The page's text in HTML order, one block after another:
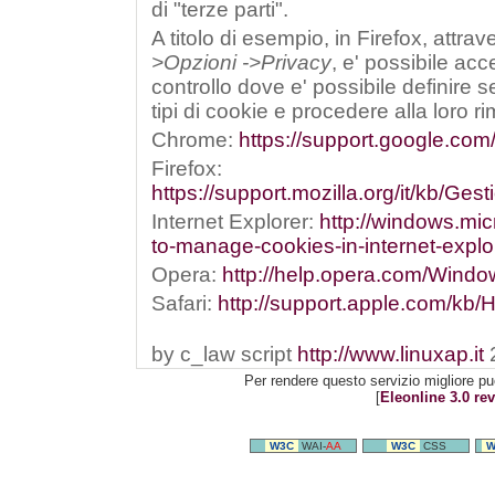
di "terze parti".
A titolo di esempio, in Firefox,
>Opzioni ->Privacy, e' possibile
controllo dove e' possibile definire
tipi di cookie e procedere alla loro
Chrome: https://
Firefox:
https://support.mozilla.org/it/kb/
Internet Explorer: http://
to-manage-cookies-in-internet-
Opera: http://help.opera.com/
Safari: http://support.apple.com/kb/
by c_law script http://www.linuxap.it
Per rendere questo servizio migliore
[Eleonline 3.0
W3C WAI-AA W3C CSS